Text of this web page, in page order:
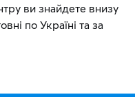
ви знайдете внизу
по Україні та за